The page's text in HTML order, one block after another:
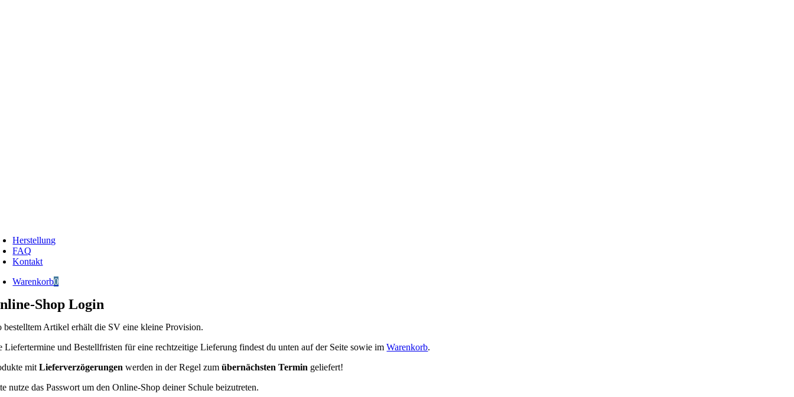
Herstellung
FAQ
Kontakt
Warenkorb0
Shop Login
bestelltem Artikel erhält die SV eine kleine Provision.
Liefertermine und Bestellfristen für eine rechtzeitige Lieferung findest du unten auf der Seite sowie imWarenkorb.
mitLieferverzögerungen werden in der Regel zumübernächsten Termin geliefert!
nutze das Passwort um den Online-Shop deiner Schule beizutreten.